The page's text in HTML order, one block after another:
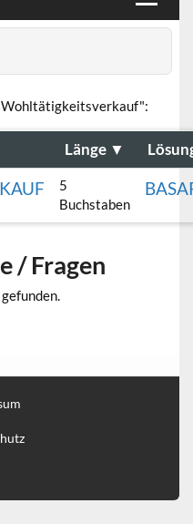
Länge ▼
5
Buchstaben
/ Fragen